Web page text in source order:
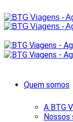
Quem somos
A BTG
Nossos